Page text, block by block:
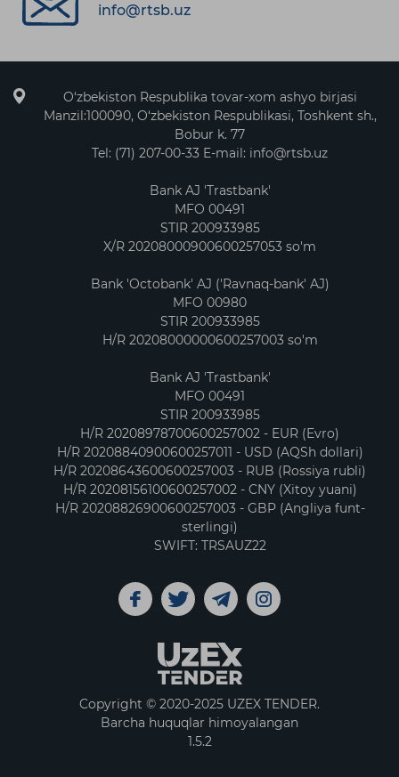
info@rtsb.uz
O‘zbekiston Respublika tovar-xom ashyo birjasi
Manzil:100090, O‘zbekiston Respublikasi, Toshkent sh.,
Bobur k. 77
Tel: (71) 207-00-33 E-mail: info@rtsb.uz
Bank AJ 'Trastbank'
MFO 00491
STIR 200933985
X/R 20208000900600257053 so'm
Bank 'Octobank' AJ ('Ravnaq-bank' AJ)
MFO 00980
STIR 200933985
H/R 20208000000600257003 so'm
Bank AJ 'Trastbank'
MFO 00491
STIR 200933985
H/R 20208978700600257002 - EUR (Evro)
H/R 20208840900600257011 - USD (AQSh dollari)
H/R 20208643600600257003 - RUB (Rossiya rubli)
H/R 20208156100600257002 - CNY (Xitoy yuani)
H/R 20208826900600257003 - GBP (Angliya funt-
sterlingi)
SWIFT: TRSAUZ22
Copyright © 2020-2025 UZEX TENDER.
Barcha huquqlar himoyalangan
1.5.2